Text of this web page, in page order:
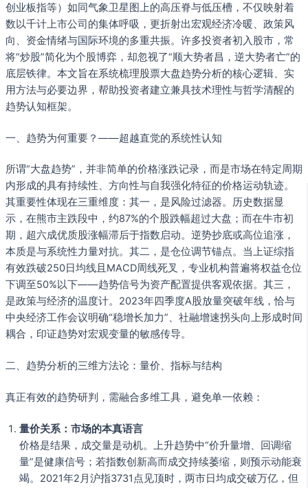
创业板指等）如同气象卫星图上的高压脊与低压槽，不仅映射着
数以千计上市公司的集体呼吸，更折射出宏观经济冷暖、政策风
向、资金情绪与国际环境的多重共振。许多投资者初入股市，常
将“炒股”简化为个股博弈，却忽视了“顺大势者昌，逆大势者亡”的
底层铁律。本文旨在系统梳理股票大盘趋势分析的核心逻辑、实
用方法与必要边界，帮助投资者建立兼具技术理性与哲学清醒的
趋势认知框架。
一、趋势为何重要？——超越直觉的系统性认知
所谓“大盘趋势”，并非简单的价格涨跌记录，而是市场在特定周期
内形成的具有持续性、方向性与自我强化特征的价格运动轨迹。
其重要性体现在三重维度：其一，是风险过滤器。历史数据显
示，在熊市主跌段中，约87%的个股跌幅超过大盘；而在牛市初
期，超六成优质股涨幅滞后于指数启动。逆势抄底或高位追涨，
本质是与系统性力量对抗。其二，是仓位调节锚点。当上证综指
有效跌破250日均线且MACD周线死叉，专业机构普遍将权益仓位
下调至50%以下——趋势信号为资产配置提供客观依据。其三，
是政策与经济的温度计。2023年四季度A股放量突破年线，恰与
中央经济工作会议明确“稳增长加力”、社融增速拐头向上形成时间
耦合，印证趋势对宏观变量的敏感传导。
二、趋势分析的三维方法论：量价、指标与结构
真正有效的趋势研判，需融合多维工具，避免单一依赖：
量价关系：市场的本真语言
价格是结果，成交量是动机。上升趋势中“价升量增、回调缩
量”是健康信号；若指数创新高而成交持续萎缩，则预示动能衰
竭。2021年2月沪指3731点见顶时，两市日均成交破万亿，但